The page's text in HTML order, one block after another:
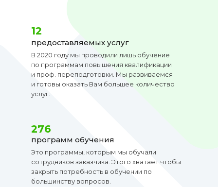
12
предоставляемых услуг
В 2020 году мы проводили лишь обучение
по программам повышения квалификации
и проф. переподготовки. Мы развиваемся
и готовы оказать Вам большее количество
услуг.
276
программ обучения
Это программы, которым мы обучали
сотрудников заказчика. Этого хватает чтобы
закрыть потребность в обучении по
большинству вопросов.